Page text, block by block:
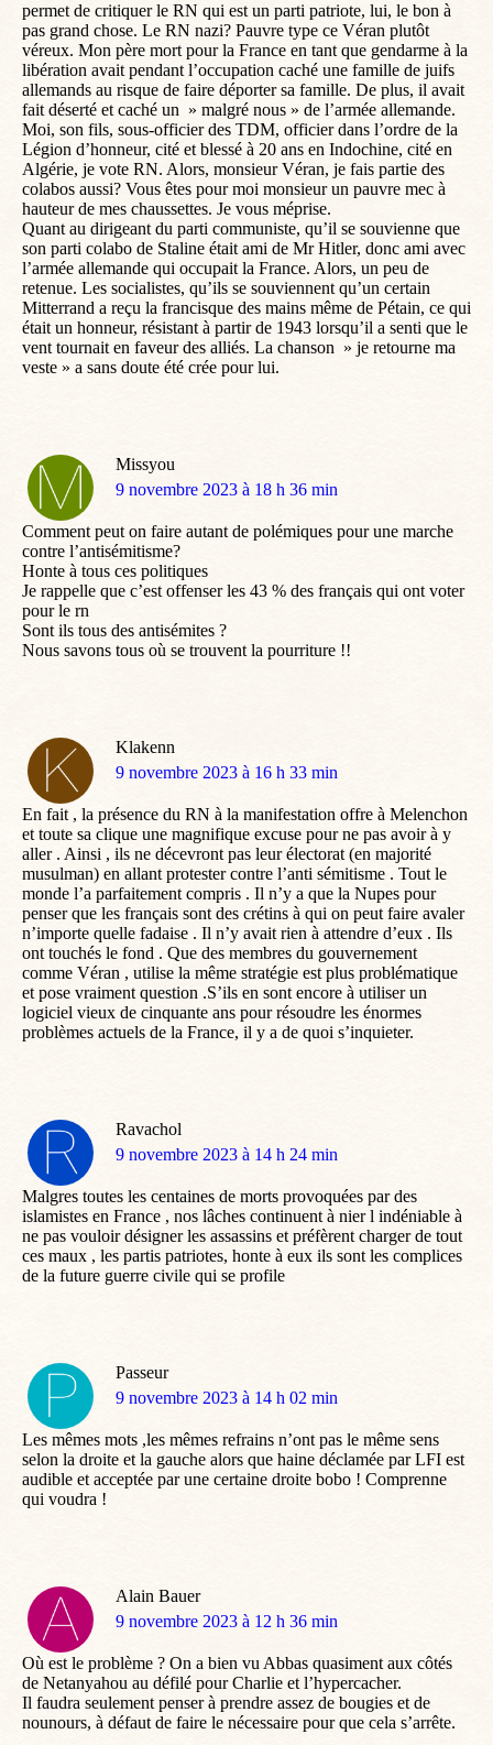
permet de critiquer le RN qui est un parti patriote, lui, le bon à
pas grand chose. Le RN nazi? Pauvre type ce Véran plutôt
véreux. Mon père mort pour la France en tant que gendarme à la
libération avait pendant l’occupation caché une famille de juifs
allemands au risque de faire déporter sa famille. De plus, il avait
fait déserté et caché un » malgré nous » de l’armée allemande.
Moi, son fils, sous-officier des TDM, officier dans l’ordre de la
Légion d’honneur, cité et blessé à 20 ans en Indochine, cité en
Algérie, je vote RN. Alors, monsieur Véran, je fais partie des
colabos aussi? Vous êtes pour moi monsieur un pauvre mec à
hauteur de mes chaussettes. Je vous méprise.
Quant au dirigeant du parti communiste, qu’il se souvienne que
son parti colabo de Staline était ami de Mr Hitler, donc ami avec
l’armée allemande qui occupait la France. Alors, un peu de
retenue. Les socialistes, qu’ils se souviennent qu’un certain
Mitterrand a reçu la francisque des mains même de Pétain, ce qui
était un honneur, résistant à partir de 1943 lorsqu’il a senti que le
vent tournait en faveur des alliés. La chanson » je retourne ma
veste » a sans doute été crée pour lui.
Missyou
dit
9 novembre 2023 à 18 h 36 min
Comment peut on faire autant de polémiques pour une marche
contre l’antisémitisme?
Honte à tous ces politiques
Je rappelle que c’est offenser les 43 % des français qui ont voter
pour le rn
Sont ils tous des antisémites ?
Nous savons tous où se trouvent la pourriture !!
Klakenn
dit
9 novembre 2023 à 16 h 33 min
En fait , la présence du RN à la manifestation offre à Melenchon
et toute sa clique une magnifique excuse pour ne pas avoir à y
aller . Ainsi , ils ne décevront pas leur électorat (en majorité
musulman) en allant protester contre l’anti sémitisme . Tout le
monde l’a parfaitement compris . Il n’y a que la Nupes pour
penser que les français sont des crétins à qui on peut faire avaler
n’importe quelle fadaise . Il n’y avait rien à attendre d’eux . Ils
ont touchés le fond . Que des membres du gouvernement
comme Véran , utilise la même stratégie est plus problématique
et pose vraiment question .S’ils en sont encore à utiliser un
logiciel vieux de cinquante ans pour résoudre les énormes
problèmes actuels de la France, il y a de quoi s’inquieter.
Ravachol
dit
9 novembre 2023 à 14 h 24 min
Malgres toutes les centaines de morts provoquées par des
islamistes en France , nos lâches continuent à nier l indéniable à
ne pas vouloir désigner les assassins et préfèrent charger de tout
ces maux , les partis patriotes, honte à eux ils sont les complices
de la future guerre civile qui se profile
Passeur
dit
9 novembre 2023 à 14 h 02 min
Les mêmes mots ,les mêmes refrains n’ont pas le même sens
selon la droite et la gauche alors que haine déclamée par LFI est
audible et acceptée par une certaine droite bobo ! Comprenne
qui voudra !
Alain Bauer
dit
9 novembre 2023 à 12 h 36 min
Où est le problème ? On a bien vu Abbas quasiment aux côtés
de Netanyahou au défilé pour Charlie et l’hypercacher.
Il faudra seulement penser à prendre assez de bougies et de
nounours, à défaut de faire le nécessaire pour que cela s’arrête.